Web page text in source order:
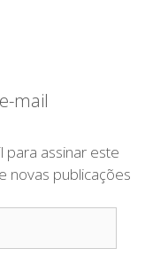
mail
para assinar este
novas publicações